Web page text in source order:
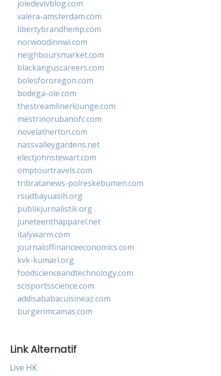
joiedevivblog.com
valera-amsterdam.com
libertybrandhemp.com
norwoodinnwi.com
neighboursmarket.com
blackanguscareers.com
bolesfororegon.com
bodega-ole.com
thestreamlinerlounge.com
mestrinorubanofc.com
novelatherton.com
nassvalleygardens.net
electjohnstewart.com
omptourtravels.com
tribratanews-polreskebumen.com
rsudbayuasih.org
publikjurnalistik.org
juneteenthapparel.net
italywarm.com
journaloffinanceeconomics.com
kvk-kumari.org
foodscienceandtechnology.com
scisportsscience.com
addisababacuisineaz.com
burgerimcamas.com
Link Alternatif
Live HK